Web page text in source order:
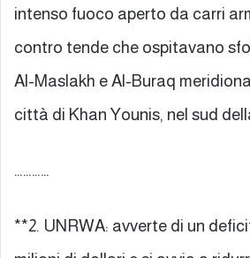
intenso fuoco aperto da carri
contro tende che ospitavano
Al-Maslakh e Al-Buraq
città di Khan Younis, nel sud
…………
**2. UNRWA: avverte di un